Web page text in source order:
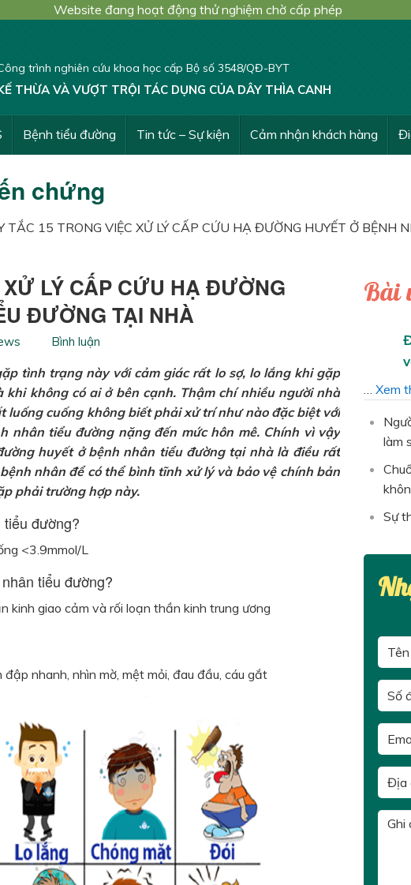
Website đang hoạt động thử nghiệm chờ cấp phép
trình nghiên cứu khoa học cấp Bộ số 3548/QĐ-BYT
THỪA VÀ VƯỢT TRỘI TÁC DỤNG CỦA DÂY THÌA CANH
Bệnh tiểu đường Tin tức – Sự kiện Cảm nhận khách hàng
chứng
TẮC 15 TRONG VIỆC XỬ LÝ CẤP CỨU HẠ ĐƯỜNG HUYẾT Ở BỆNH
LÝ CẤP CỨU HẠ ĐƯỜNG
ĐƯỜNG TẠI NHÀ
Bình luận
tình trạng này với cảm giác rất lo sợ, lo lắng khi gặp
không có ai ở bên cạnh. Thậm chí nhiều người nhà
cuống không biết phải xử trí như nào đặc biệt với
nhân tiểu đường nặng đến mức hôn mê. Chính vì vậy
huyết ở bệnh nhân tiểu đường tại nhà là điều rất
nhân để có thể bình tĩnh xử lý và bảo vệ chính bản
phải trường hợp này.
đường?
<3.9mmol/L
tiểu đường?
kinh giao cảm và rối loạn thần kinh trung ương
nhanh, nhìn mờ, mệt mỏi, đau đầu, cáu gắt
Bài
… Xem
làm
Sự